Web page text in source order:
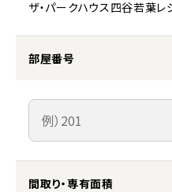
ザ・パークハウス四谷若葉レ
部屋番号
間取り・専有面積